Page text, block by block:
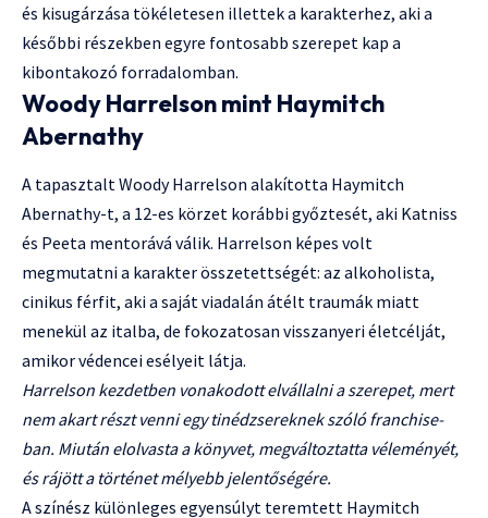
és kisugárzása tökéletesen illettek a karakterhez, aki a
későbbi részekben egyre fontosabb szerepet kap a
kibontakozó forradalomban.
Woody Harrelson mint Haymitch
Abernathy
A tapasztalt Woody Harrelson alakította Haymitch
Abernathy-t, a 12-es körzet korábbi győztesét, aki Katniss
és Peeta mentorává válik. Harrelson képes volt
megmutatni a karakter összetettségét: az alkoholista,
cinikus férfit, aki a saját viadalán átélt traumák miatt
menekül az italba, de fokozatosan visszanyeri életcélját,
amikor védencei esélyeit látja.
Harrelson kezdetben vonakodott elvállalni a szerepet, mert
nem akart részt venni egy tinédzsereknek szóló franchise-
ban. Miután elolvasta a könyvet, megváltoztatta véleményét,
és rájött a történet mélyebb jelentőségére.
A színész különleges egyensúlyt teremtett Haymitch